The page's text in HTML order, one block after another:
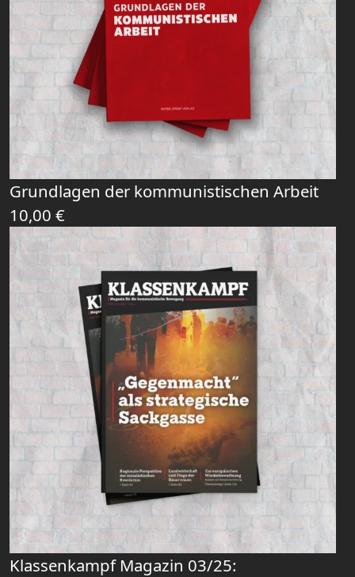
Grundlagen der kommunistischen Arbeit
10,00 €
Klassenkampf Magazin 03/25: